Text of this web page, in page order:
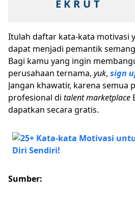
E K R U T
Itulah daftar kata-kata motivasi
dapat menjadi pemantik
Bagi kamu yang ingin
perusahaan ternama, yuk, sign
Jangan khawatir, karena semua
profesional di talent marketplace
dapatkan secara gratis.
Sumber: